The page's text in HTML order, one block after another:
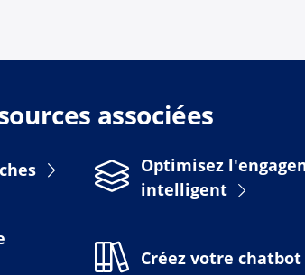
associées
Optimisez
intelligent
Créez votre chatbot